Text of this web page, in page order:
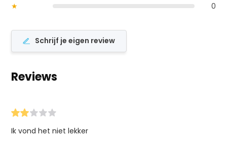
★
0
Schrijf je eigen review
Reviews
Ik vond het niet lekker